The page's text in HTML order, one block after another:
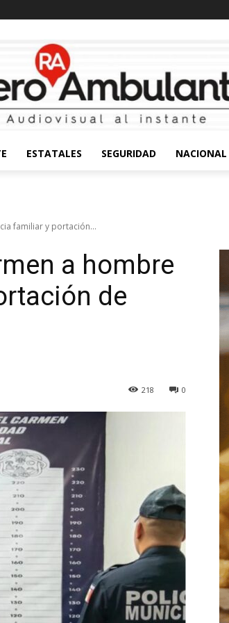
ESTATALES SEGURIDAD NACIONAL
familiar y portación...
a hombre
de
0
218